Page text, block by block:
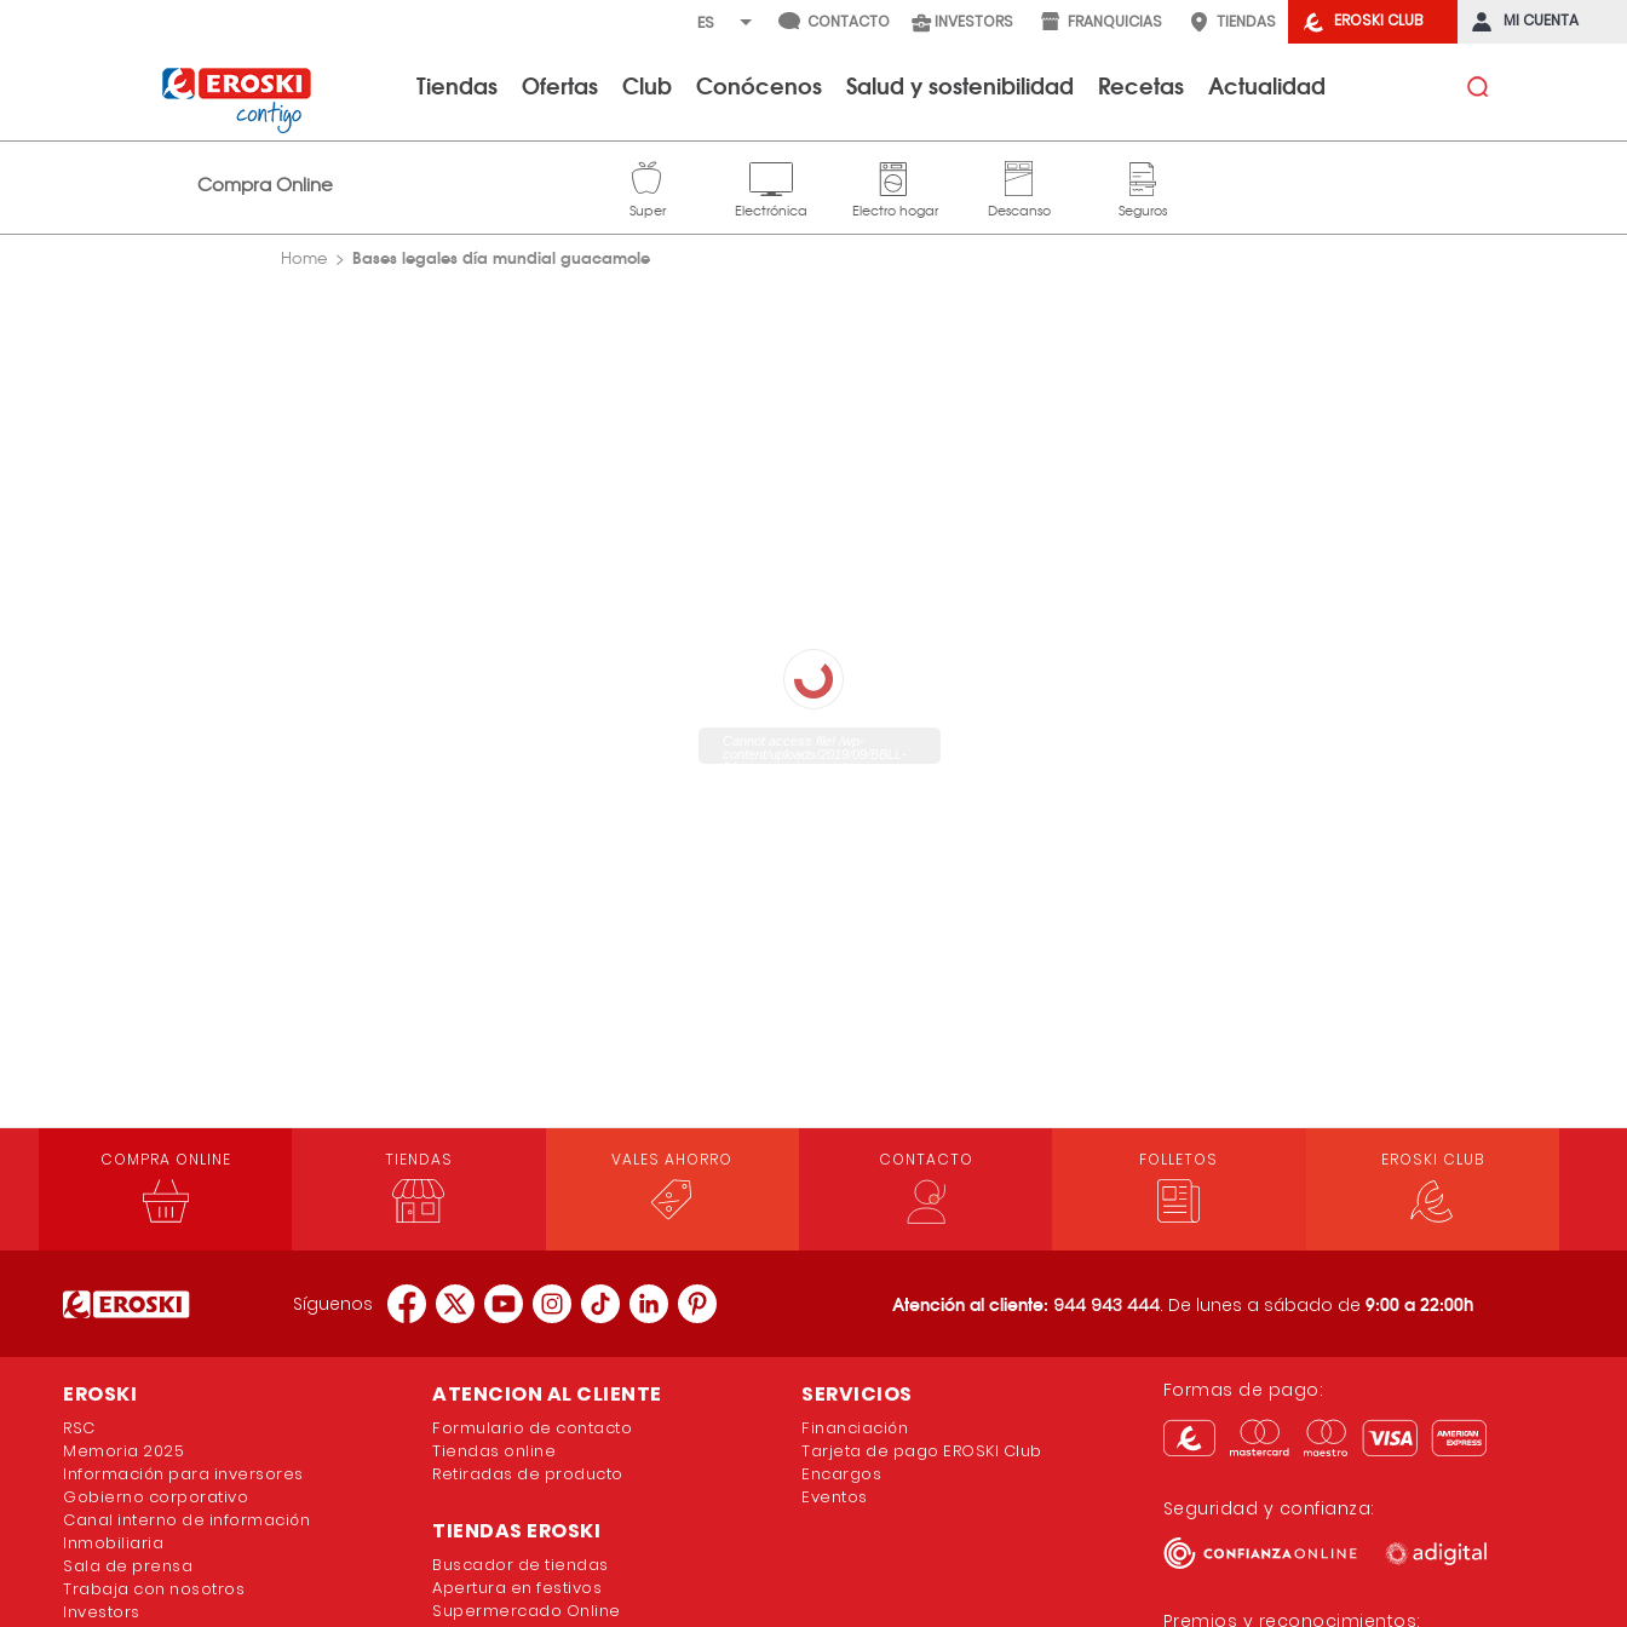
EROSKI CLUB MI CUENTA
CONTACTO INVESTORS FRANQUICIAS TIENDAS
Tiendas Ofertas Club Conócenos Salud y sostenibilidad Recetas Actualidad
Compra Online
Home Bases legales día mundial guacamole
COMPRA ONLINE TIENDAS VALES AHORRO CONTACTO FOLLETOS EROSKI CLUB
Síguenos Atención al cliente: 944 943 444. De lunes a sábado de 9:00 a 22:00h
EROSKI
RSC
Memoria 2025
Información para inversores
Gobierno corporativo
Canal interno de información
Inmobiliaria
Sala de prensa
Trabaja con nosotros
Investors
ATENCION AL CLIENTE
Formulario de contacto
Tiendas online
Retiradas de producto
TIENDAS EROSKI
Buscador de tiendas
Apertura en festivos
Supermercado Online
SERVICIOS
Financiación
Tarjeta de pago EROSKI Club
Encargos
Eventos
Formas de pago:
Seguridad y confianza:
Premios y reconocimientos: